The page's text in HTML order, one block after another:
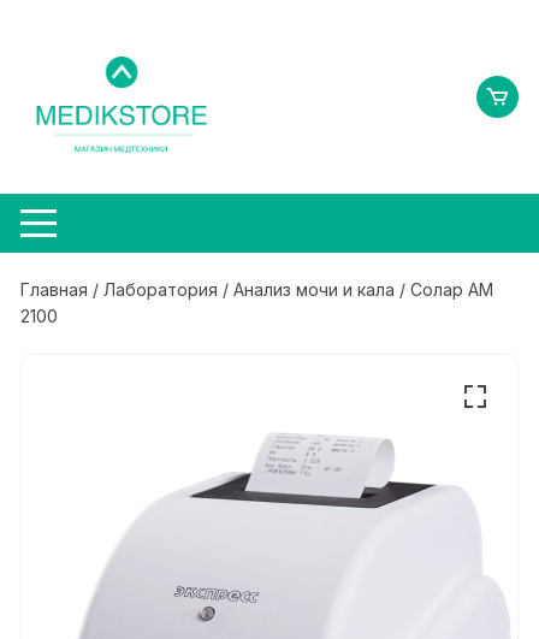
содержимому
Главная / Лаборатория /Анализ мочи и кала / Солар АМ
2100